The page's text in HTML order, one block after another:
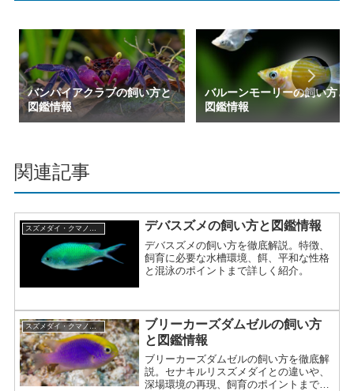
バンパイアクラブの飼い方と
図鑑情報
バルーンモーリーの飼い方と
図鑑情報
関連記事
デバスズメの飼い方と図鑑情報
デバスズメの飼い方を徹底解説。特徴、
飼育に必要な水槽環境、餌、平和な性格
と混泳のポイントまで詳しく紹介。
スズメダイ・クマノミの仲間
ブリーカーズダムゼルの飼い方
と図鑑情報
ブリーカーズダムゼルの飼い方を徹底解
説。セナキルリスズメダイとの違いや、
深場環境の再現、飼育のポイントまで詳